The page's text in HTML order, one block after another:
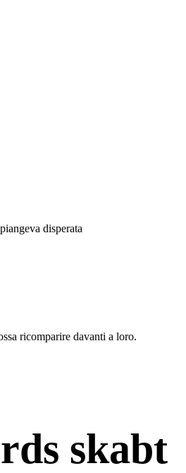
disperata
ricomparire davanti a loro.
skabt